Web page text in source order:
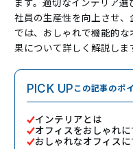
社員の生産性を向上させ
では、おしゃれで機能的
果について詳しく解説しま
PICK UPこの記事のポ
インテリアとは
オフィスをおしゃれ
おしゃれなオフィス